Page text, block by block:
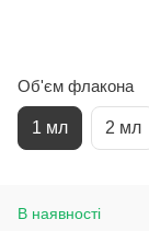
Об'єм флакона
1 мл 2 мл
В наявності